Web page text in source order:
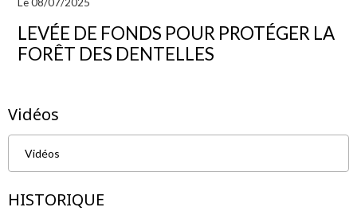
LEVÉE DE FONDS POUR PROTÉGER LA
FORÊT DES DENTELLES
Vidéos
Vidéos
HISTORIQUE